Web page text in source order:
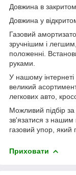
Довжина в
Довжина у
Газовий
зручнішим і
положенні.
руками.
У нашому
великий
легкових авто,
Можливий підбір
зв'язатися з нашим
газовий упор, який
Приховати